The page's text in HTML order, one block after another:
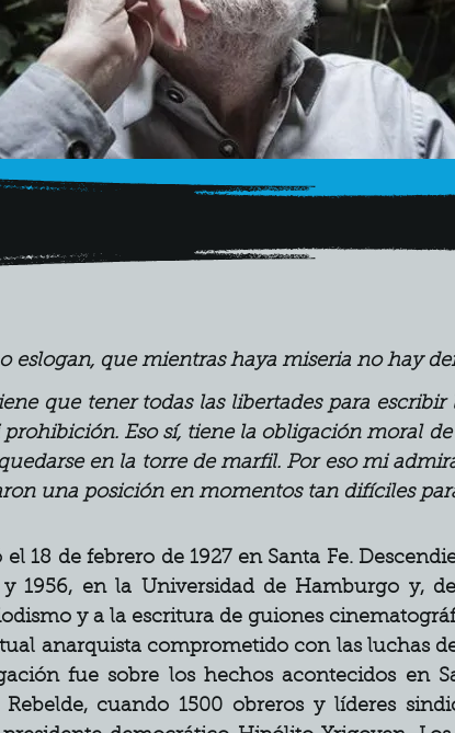
eslogan, que mientras haya miseria no hay
que tener todas las libertades para
Eso sí, tiene la obligación moral
en la torre de marfil. Por eso mi
una posición en momentos tan difíciles
18 de febrero de 1927 en Santa Fe.
y 1956, en la Universidad de Hamburgo y,
y a la escritura de guiones
anarquista comprometido con las luchas
fue sobre los hechos acontecidos en
cuando 1500 obreros y líderes